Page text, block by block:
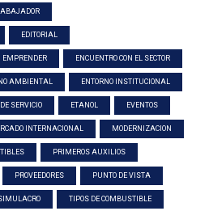
EDITORIAL
EMPRENDER ENCUENTRO CON EL SECTOR
AMBIENTAL ENTORNO INSTITUCIONAL
SERVICIO ETANOL EVENTOS
INTERNACIONAL MODERNIZACION
PRIMEROS AUXILIOS
PROVEEDORES PUNTO DE VISTA
TIPOS DE COMBUSTIBLE